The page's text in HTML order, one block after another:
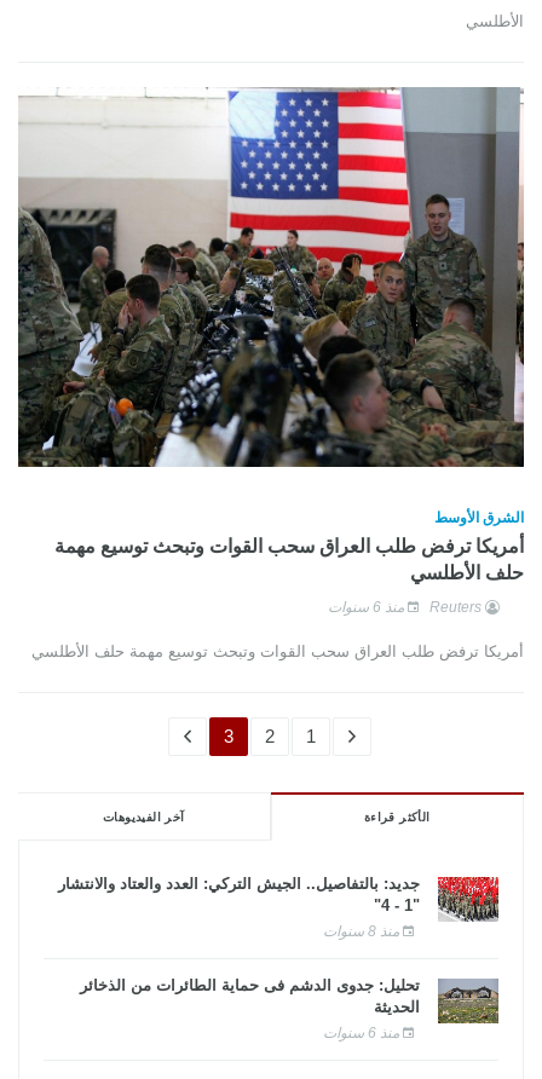
الأطلسي
الشرق الأوسط
أمريكا ترفض طلب العراق سحب القوات وتبحث توسيع مهمة
حلف الأطلسي
Reuters منذ 6 سنوات
أمريكا ترفض طلب العراق سحب القوات وتبحث توسيع مهمة حلف الأطلسي
1
2
3
الأكثر قراءة آخر الفيديوهات
جديد: بالتفاصيل.. الجيش التركي: العدد والعتاد والانتشار
"1 - 4"
منذ 8 سنوات
تحليل: جدوى الدشم فى حماية الطائرات من الذخائر
الحديثة
منذ 6 سنوات